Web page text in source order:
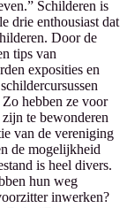
Schilderen is
drie enthousiast dat
Door de
tips van
exposities en
hebben ze voor
te bewonderen
van de vereniging
de mogelijkheid
is heel divers.
hun weg
inwerken?